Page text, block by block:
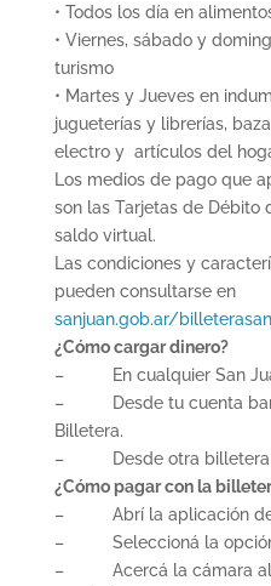
• Todos los día en
• Viernes, sábado y
turismo
• Martes y Jueves en
jugueterías y librerías,
electro y artículos del
Los medios de pago que
son las Tarjetas de Débito
saldo virtual.
Las condiciones y
pueden consultarse en
sanjuan.gob.ar/
¿Cómo cargar dinero?
– En cualquier San
– Desde tu cuenta
Billetera.
– Desde otra billetera
¿Cómo pagar con la
– Abrí la aplicación de
– Seleccioná la opción
– Acercá la cámara al